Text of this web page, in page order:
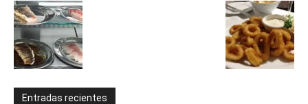
Entradas recientes